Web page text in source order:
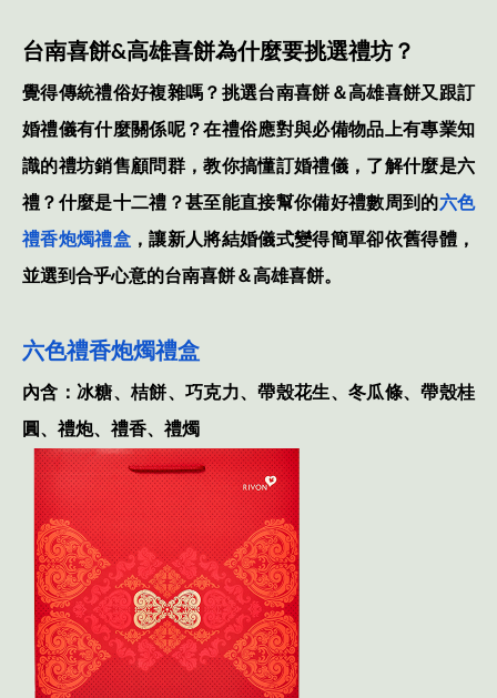
台南喜餅&高雄喜餅為什麼要挑選禮坊？
覺得傳統禮俗好複雜嗎？挑選台南喜餅＆高雄喜餅又跟訂
婚禮儀有什麼關係呢？在禮俗應對與必備物品上有專業知
識的禮坊銷售顧問群，教你搞懂訂婚禮儀，了解什麼是六
禮？什麼是十二禮？甚至能直接幫你備好禮數周到的六色
禮香炮燭禮盒 ，讓新人將結婚儀式變得簡單卻依舊得體，
並選到合乎心意的台南喜餅＆高雄喜餅。
六色禮香炮燭禮盒
內含：冰糖、桔餅、巧克力、帶殼花生、冬瓜條、帶殼桂
圓、禮炮、禮香、禮燭